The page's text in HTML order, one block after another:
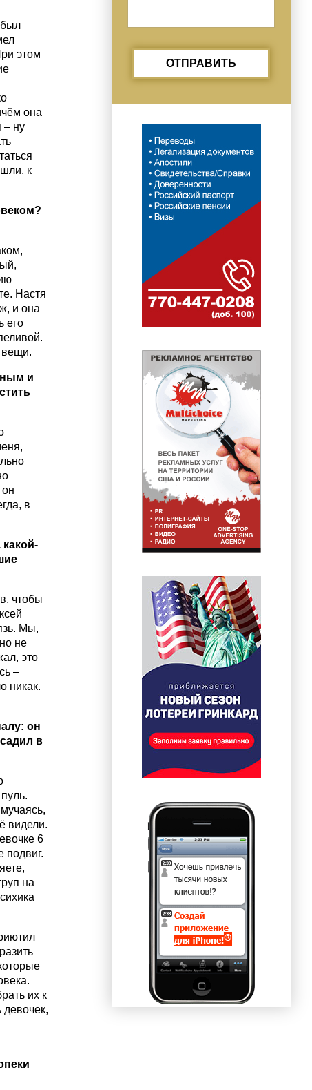
этом
она
– ну
к
Настя
и она
его
вещи.
и
он
в
чтобы
Мы,
не
это
–
никак.
он
в
видели.
6
подвиг.
на
их к
ОТПРАВИТЬ